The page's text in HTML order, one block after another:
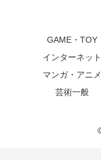
GAME・TOY
インターネット
マンガ・アニメ
芸術一般